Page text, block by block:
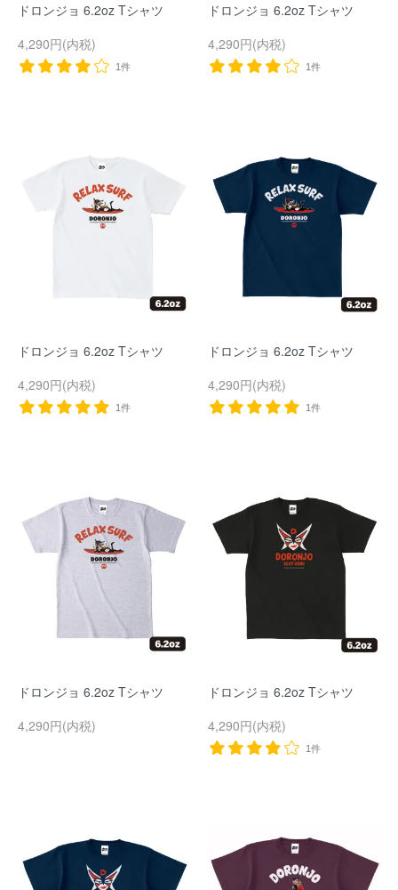
ドロンジョ 6.2oz Tシャツ
4,290円(内税)
1件
ドロンジョ 6.2oz Tシャツ
4,290円(内税)
1件
ドロンジョ 6.2oz Tシャツ
4,290円(内税)
1件
ドロンジョ 6.2oz Tシャツ
4,290円(内税)
1件
ドロンジョ 6.2oz Tシャツ
4,290円(内税)
ドロンジョ 6.2oz Tシャツ
4,290円(内税)
1件